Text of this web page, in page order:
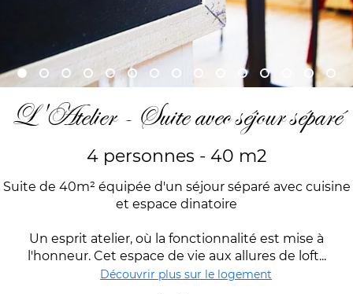
L'Atelier - Suite avec séjour séparé
4 personnes - 40 m2
Suite de 40m² équipée d'un séjour séparé avec cuisine
et espace dinatoire
Un esprit atelier, où la fonctionnalité est mise à
l'honneur. Cet espace de vie aux allures de loft...
Découvrir plus sur le logement